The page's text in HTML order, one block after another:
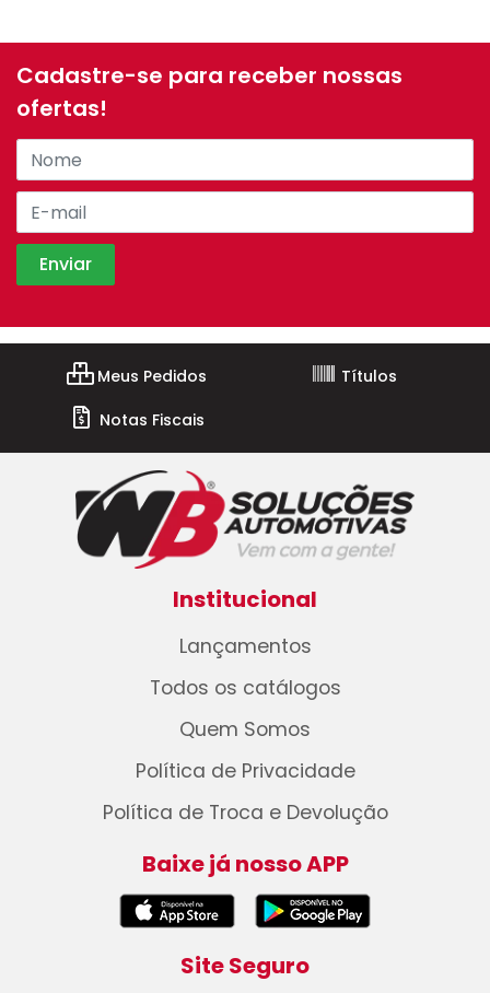
Cadastre-se para receber nossas
ofertas!
Meus Pedidos
Títulos
Notas Fiscais
Institucional
Lançamentos
Todos os catálogos
Quem Somos
Política de Privacidade
Política de Troca e Devolução
Baixe já nosso APP
Site Seguro